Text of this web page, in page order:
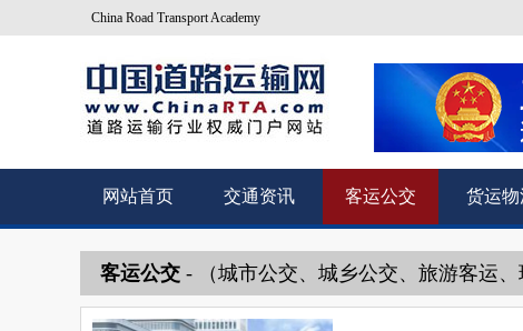
China Road Transport Academy
网站首页 交通资讯 客运公交 货运物
客运公交 - （城市公交、城乡公交、旅游客运